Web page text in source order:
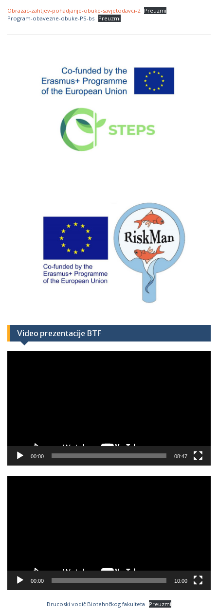
Obrazac-zahtjev-pohadjanje-obuke-savjetodavci-2 Preuzmi
Program-obavezne-obuke-PS-bs Preuzmi
Video prezentacije BTF
00:00 08:47
00:00 10:00
Brucoski vodič Biotehnčkog fakulteta Preuzmi